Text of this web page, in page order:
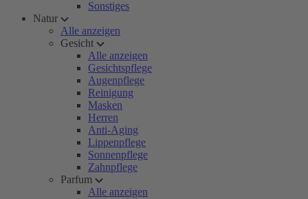
Sonstiges
Natur
Alle anzeigen
Gesicht
Alle anzeigen
Gesichtspflege
Augenpflege
Reinigung
Masken
Herren
Anti-Aging
Lippenpflege
Sonnenpflege
Zahnpflege
Parfum
Alle anzeigen